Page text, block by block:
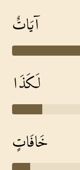
آيَاتٌ
لَكَذَا
خَافَاتٍ